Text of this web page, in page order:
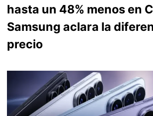
hasta un 48% menos en
Samsung aclara la
precio